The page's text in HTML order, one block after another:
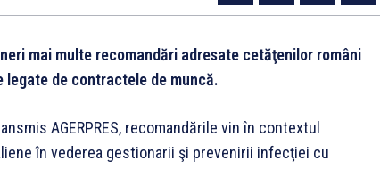
mai multe recomandări adresate cetăţenilor români
legate de contractele de muncă.
AGERPRES, recomandările vin în contextul
în vederea gestionarii şi prevenirii infecţiei cu